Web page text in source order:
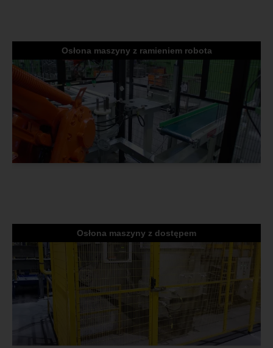
Osłona maszyny z ramieniem robota
Osłona maszyny z dostępem